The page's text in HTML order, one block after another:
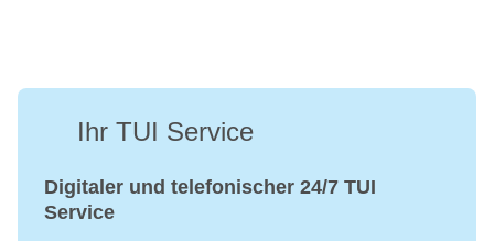
Ihr TUI Service
Digitaler und telefonischer 24/7 TUI
Service